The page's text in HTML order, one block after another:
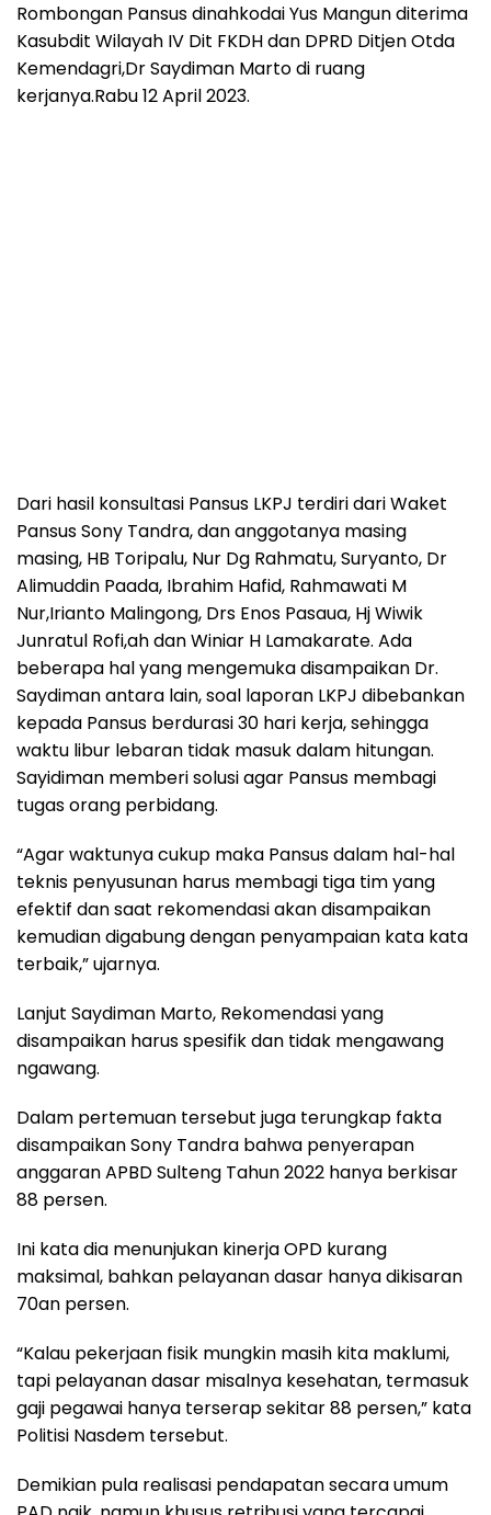
Rombongan Pansus dinahkodai Yus Mangun diterima
Kasubdit Wilayah IV Dit FKDH dan DPRD Ditjen Otda
Kemendagri,Dr Saydiman Marto di ruang
kerjanya.Rabu 12 April 2023.
Dari hasil konsultasi Pansus LKPJ terdiri dari Waket
Pansus Sony Tandra, dan anggotanya masing
masing, HB Toripalu, Nur Dg Rahmatu, Suryanto, Dr
Alimuddin Paada, Ibrahim Hafid, Rahmawati M
Nur,Irianto Malingong, Drs Enos Pasaua, Hj Wiwik
Junratul Rofi,ah dan Winiar H Lamakarate. Ada
beberapa hal yang mengemuka disampaikan Dr.
Saydiman antara lain, soal laporan LKPJ dibebankan
kepada Pansus berdurasi 30 hari kerja, sehingga
waktu libur lebaran tidak masuk dalam hitungan.
Sayidiman memberi solusi agar Pansus membagi
tugas orang perbidang.
“Agar waktunya cukup maka Pansus dalam hal-hal
teknis penyusunan harus membagi tiga tim yang
efektif dan saat rekomendasi akan disampaikan
kemudian digabung dengan penyampaian kata kata
terbaik,” ujarnya.
Lanjut Saydiman Marto, Rekomendasi yang
disampaikan harus spesifik dan tidak mengawang
ngawang.
Dalam pertemuan tersebut juga terungkap fakta
disampaikan Sony Tandra bahwa penyerapan
anggaran APBD Sulteng Tahun 2022 hanya berkisar
88 persen.
Ini kata dia menunjukan kinerja OPD kurang
maksimal, bahkan pelayanan dasar hanya dikisaran
70an persen.
“Kalau pekerjaan fisik mungkin masih kita maklumi,
tapi pelayanan dasar misalnya kesehatan, termasuk
gaji pegawai hanya terserap sekitar 88 persen,” kata
Politisi Nasdem tersebut.
Demikian pula realisasi pendapatan secara umum